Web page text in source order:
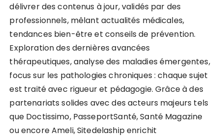
délivrer des contenus à jour, validés par des
professionnels, mêlant actualités médicales,
tendances bien-être et conseils de prévention.
Exploration des dernières avancées
thérapeutiques, analyse des maladies émergentes,
focus sur les pathologies chroniques : chaque sujet
est traité avec rigueur et pédagogie. Grâce à des
partenariats solides avec des acteurs majeurs tels
que Doctissimo, PasseportSanté, Santé Magazine
ou encore Ameli, Sitedelaship enrichit